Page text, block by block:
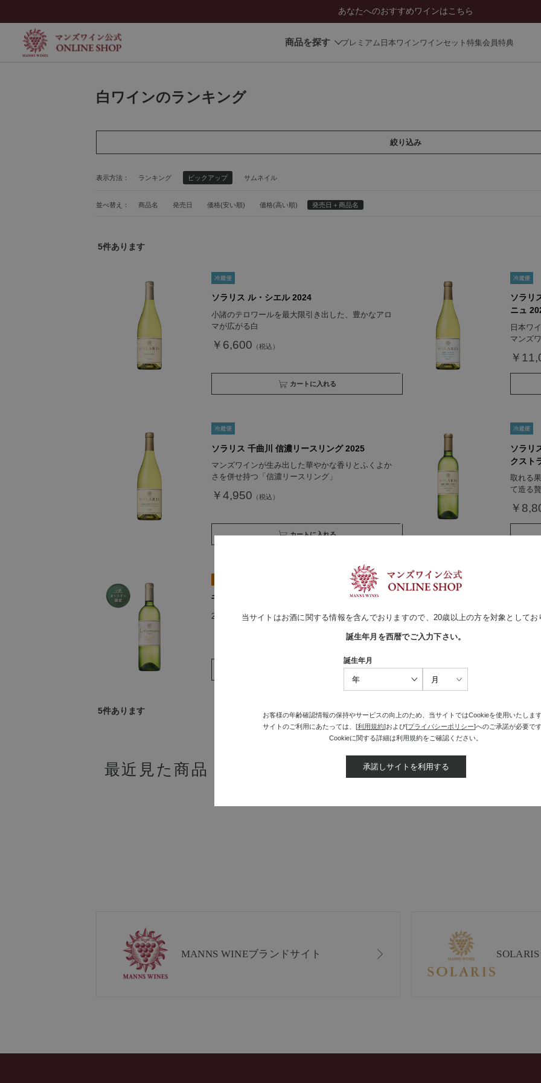
あなたへのおすすめワインはこちら
商品を探す プレミアム日本ワインワインセット 特集会員特典
白ワインのランキング
絞り込み
表示方法： ランキング ピックアップ サムネイル
並べ替え： 商品名 発売日 価格(安い順) 価格(高い順) 発売日＋商品名
5件あります
ソラリス ル・シエル 2024
小諸のテロワールを最大限引き出した、豊かなアロ
マが広がる白
￥6,600
買い物かごへ入れる
ソラリ
ニュ
日本ワ
マンズ
￥
ソラリス 千曲川 信濃リースリング 2025
マンズワインが生み出した華やかな香りとふくよか
さを併せ持つ「信濃リースリング」
￥4,950
買い物かごへ入れる
ソラリ
クスト
取れる
て造る
￥
千曲川 プチ・マンサン ビオロジック 2025
2023ヴィンテージに続き、セカンドヴィンテージ
5件あります
最近見た商品
MANNS WINEブランドサイト
当サイトはお酒に関する情報を含んでおりますので、20歳以上の方を対象としてお
誕生年月を西暦でご入力下さい。
誕生年月
お客様の年齢確認情報の保持やサービスの向上のため、当サイトではCookieを使用いたします
サイトのご利用にあたっては、[利用規約]および[プライバシーポリシー]へのご承諾が必要です
Cookieに関する詳細は利用規約をご確認ください。
承諾しサイトを利用する